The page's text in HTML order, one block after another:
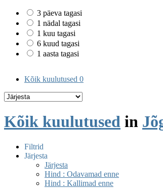
3 päeva tagasi
1 nädal tagasi
1 kuu tagasi
6 kuud tagasi
1 aasta tagasi
Kõik kuulutused 0
Kõik kuulutused in
Filtrid
Järjesta
Järjesta
Hind : Odavamad enne
Hind : Kallimad enne